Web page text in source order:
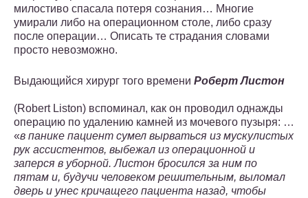
милостиво спасала потеря сознания… Многие
умирали либо на операционном столе, либо сразу
после операции… Описать те страдания словами
просто невозможно.
Выдающийся хирург того времени Роберт Листон
(Robert Liston) вспоминал, как он проводил однажды
операцию по удалению камней из мочевого пузыря: …
«в панике пациент сумел вырваться из мускулистых
рук ассистентов, выбежал из операционной и
заперся в уборной. Листон бросился за ним по
пятам и, будучи человеком решительным, выломал
дверь и унес кричащего пациента назад, чтобы